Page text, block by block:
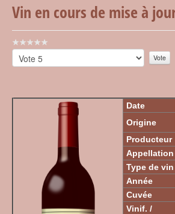
Vin en cours de mise à
Vote
utilisateur:
Veuillez
voter
Date
Origine
Producteur
Appellation
Type de vin
Année
Cuvée
Vinif. /